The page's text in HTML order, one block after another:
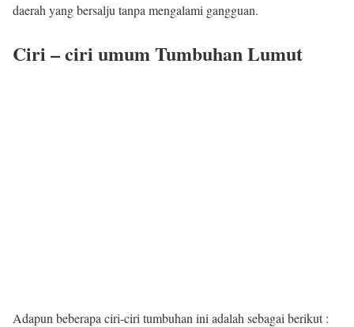
daerah yang bersalju tanpa mengalami gangguan.
Ciri – ciri umum Tumbuhan Lumut
Adapun beberapa ciri-ciri tumbuhan ini adalah sebagai berikut :